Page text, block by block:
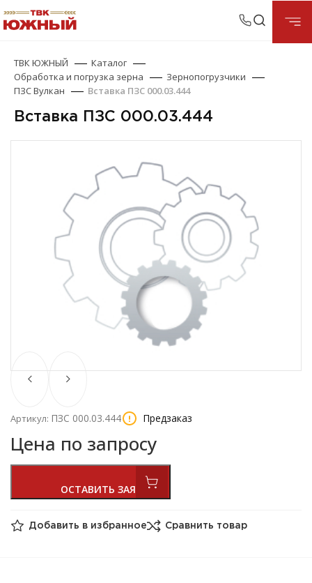
ТВК ЮЖНЫЙ
Каталог
Обработка и погрузка зерна
Зернопогрузчики
ПЗС Вулкан
Вставка ПЗС 000.03.444
Вставка ПЗС 000.03.444
Артикул: ПЗС 000.03.444 Предзаказ
Цена по запросу
Добавить в избранное Сравнить товар